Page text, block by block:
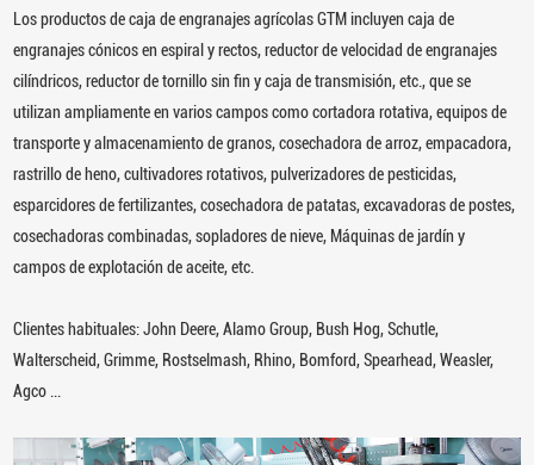
Los productos de caja de engranajes agrícolas GTM incluyen caja de
engranajes cónicos en espiral y rectos, reductor de velocidad de engranajes
cilíndricos, reductor de tornillo sin fin y caja de transmisión, etc., que se
utilizan ampliamente en varios campos como cortadora rotativa, equipos de
transporte y almacenamiento de granos, cosechadora de arroz, empacadora,
rastrillo de heno, cultivadores rotativos, pulverizadores de pesticidas,
esparcidores de fertilizantes, cosechadora de patatas, excavadoras de postes,
cosechadoras combinadas, sopladores de nieve, Máquinas de jardín y
campos de explotación de aceite, etc.
Clientes habituales: John Deere, Alamo Group, Bush Hog, Schutle,
Walterscheid, Grimme, Rostselmash, Rhino, Bomford, Spearhead, Weasler,
Agco ...